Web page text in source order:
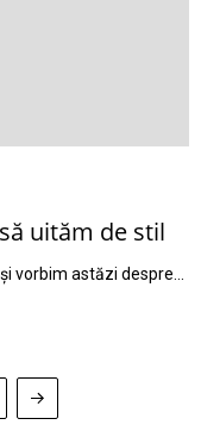
uităm de stil
vorbim astăzi despre…